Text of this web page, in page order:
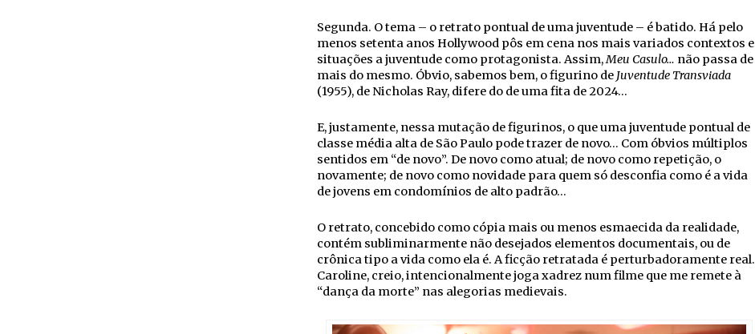
Segunda. O tema – o retrato pontual de uma juventude – é batido. Há pelo
menos setenta anos Hollywood pôs em cena nos mais variados contextos e
situações a juventude como protagonista. Assim,Meu Casulo… não passa de
mais do mesmo. Óbvio, sabemos bem, o figurino de Juventude Transviada
(1955), de Nicholas Ray, difere do de uma fita de 2024…
E, justamente, nessa mutação de figurinos, o que uma juventude pontual de
classe média alta de São Paulo pode trazer de novo… Com óbvios múltiplos
sentidos em “de novo”. De novo como atual; de novo como repetição, o
novamente; de novo como novidade para quem só desconfia como é a vida
de jovens em condomínios de alto padrão…
O retrato, concebido como cópia mais ou menos esmaecida da realidade,
contém subliminarmente não desejados elementos documentais, ou de
crônica tipo a vida como ela é. A ficção retratada é perturbadoramente real.
Caroline, creio, intencionalmente joga xadrez num filme que me remete à
“dança da morte” nas alegorias medievais.